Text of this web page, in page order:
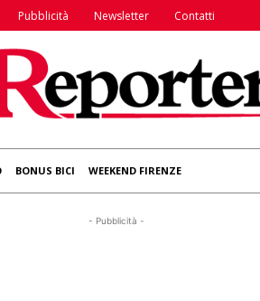
Pubblicità Newsletter Contatti
BONUS BICI WEEKEND FIRENZE
- Pubblicità -